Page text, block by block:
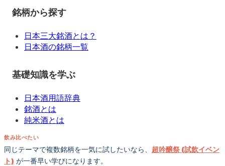
銘柄から探す
日本三大銘酒とは？
日本酒の銘柄一覧
基礎知識を学ぶ
日本酒用語辞典
銘酒とは
純米酒とは
飲み比べたい
同じテーマで複数銘柄を一気に試したいなら、 超吟醸祭 (試飲イベン
ト) が一番早い学びになります。